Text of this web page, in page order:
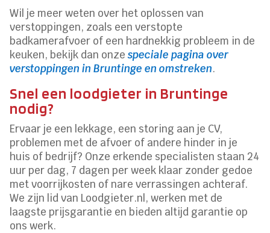
Wil je meer weten over het oplossen van
verstoppingen, zoals een verstopte
badkamerafvoer of een hardnekkig probleem in de
keuken, bekijk dan onzespeciale pagina over
verstoppingen in Bruntinge en omstreken.
Snel een loodgieter in Bruntinge
nodig?
Ervaar je een lekkage, een storing aan je CV,
problemen met de afvoer of andere hinder in je
huis of bedrijf? Onze erkende specialisten staan 24
uur per dag, 7 dagen per week klaar zonder gedoe
met voorrijkosten of nare verrassingen achteraf.
We zijn lid van Loodgieter.nl, werken met de
laagste prijsgarantie en bieden altijd garantie op
ons werk.